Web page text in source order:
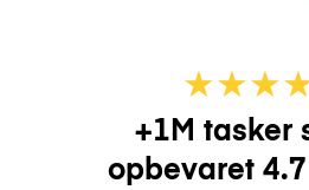
★★★
+1M tasker
opbevaret 4.7